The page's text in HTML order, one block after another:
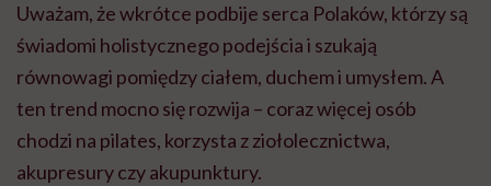
Uważam, że wkrótce podbije serca Polaków, którzy są
świadomi holistycznego podejścia i szukają
równowagi pomiędzy ciałem, duchem i umysłem. A
ten trend mocno się rozwija – coraz więcej osób
chodzi na pilates, korzysta z ziołolecznictwa,
akupresury czy akupunktury.